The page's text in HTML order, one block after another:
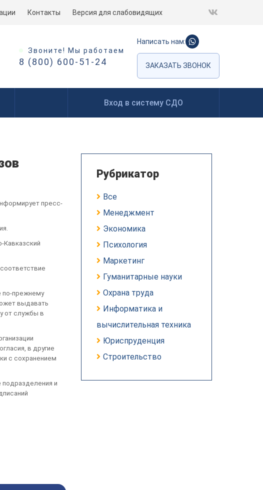
Контакты Версия для слабовидящих
Звоните! Мы работаем
8 (800) 600-51-24
Написать нам:
ЗАКАЗАТЬ ЗВОНОК
Вход в систему СДО
пресс-
по-прежнему
выдавать
от службы в
в другие
с сохранением
подразделения и
Рубрикатор
Все
Менеджмент
Экономика
Психология
Маркетинг
Гуманитарные науки
Охрана труда
Информатика и
вычислительная техника
Юриспруденция
Строительство